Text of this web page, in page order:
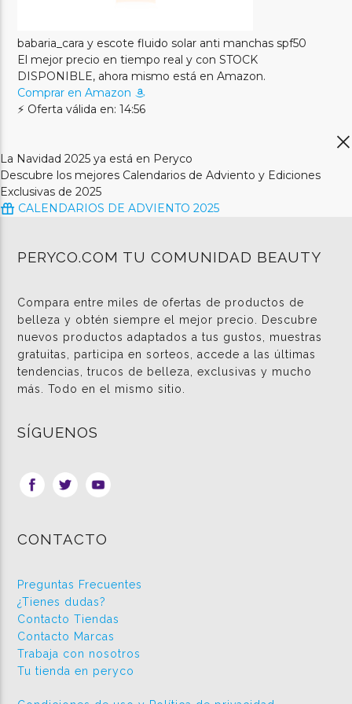
babaria_cara y escote fluido solar anti manchas spf50
El mejor precio en tiempo real y con STOCK
DISPONIBLE, ahora mismo está en Amazon.
Comprar en Amazon
⚡ Oferta válida en: 14:56
La Navidad 2025 ya está en Peryco
Descubre los mejores Calendarios de Adviento y Ediciones
Exclusivas de 2025
CALENDARIOS DE ADVIENTO 2025
PERYCO.COM TU COMUNIDAD BEAUTY
Compara entre miles de ofertas de productos de
belleza y obtén siempre el mejor precio. Descubre
nuevos productos adaptados a tus gustos, muestras
gratuitas, participa en sorteos, accede a las últimas
tendencias, trucos de belleza, exclusivas y mucho
más. Todo en el mismo sitio.
SÍGUENOS
CONTACTO
Preguntas Frecuentes
¿Tienes dudas?
Contacto Tiendas
Contacto Marcas
Trabaja con nosotros
Tu tienda en peryco